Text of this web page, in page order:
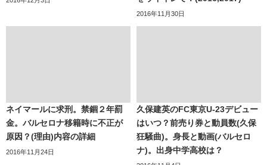
2016年11月30日
ネイマールに求刑。禁錮２年罰
金。バルセロナ移籍時に不正が
原因？(理由)内容の詳細
2016年11月24日
久保建英のFC東京U-23デビュー
はいつ？前売り券と動員数(久保
狂騒曲)。身長と動画(バルセロ
ナ)。出身中学高校は？